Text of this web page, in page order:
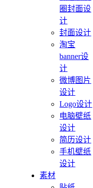
圈封面设
计
封面设计
淘宝
banner设
计
微博图片
设计
Logo设计
电脑壁纸
设计
简历设计
手机壁纸
设计
素材